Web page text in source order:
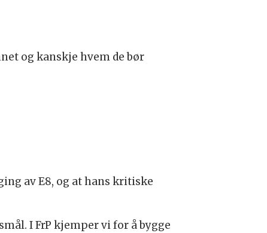
og kanskje hvem de bør
av E8, og at hans kritiske
I FrP kjemper vi for å bygge